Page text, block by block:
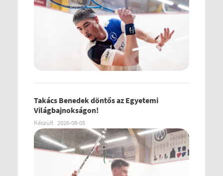
Takács Benedek döntős az Egyetemi
Világbajnokságon!
Készült 2026-08-05